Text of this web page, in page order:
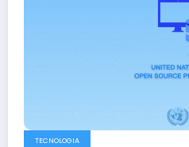
TECNOLOGIA